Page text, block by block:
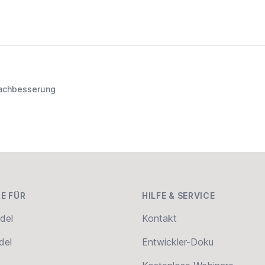
FÜR HILFE & SERVICE
Kontakt
Entwickler-Doku